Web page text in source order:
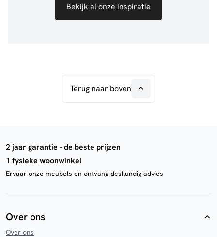
Bekijk al onze inspiratie
Terug naar boven
2 jaar garantie - de beste prijzen
1 fysieke woonwinkel
Ervaar onze meubels en ontvang deskundig advies
Over ons
Over ons